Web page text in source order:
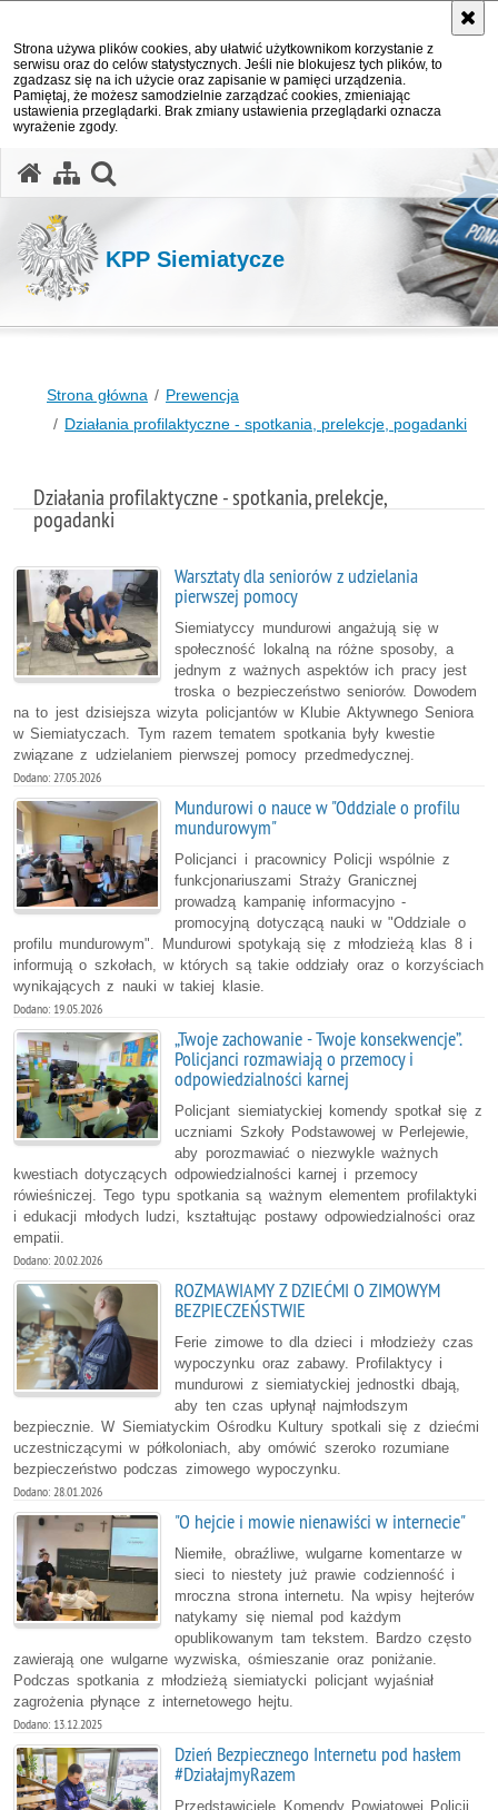
Strona używa plików cookies, aby ułatwić użytkownikom korzystanie z
serwisu oraz do celów statystycznych. Jeśli nie blokujesz tych plików, to
zgadzasz się na ich użycie oraz zapisanie w pamięci urządzenia.
Pamiętaj, że możesz samodzielnie zarządzać cookies, zmieniając
ustawienia przeglądarki. Brak zmiany ustawienia przeglądarki oznacza
wyrażenie zgody.
KPP Siemiatycze
Strona główna
Prewencja
Działania profilaktyczne - spotkania, prelekcje, pogadanki
Działania profilaktyczne - spotkania, prelekcje,
pogadanki
Warsztaty dla seniorów z udzielania
pierwszej pomocy
Siemiatyccy mundurowi angażują się w
społeczność lokalną na różne sposoby, a
jednym z ważnych aspektów ich pracy jest
troska o bezpieczeństwo seniorów. Dowodem
na to jest dzisiejsza wizyta policjantów w Klubie Aktywnego Seniora
w Siemiatyczach. Tym razem tematem spotkania były kwestie
związane z udzielaniem pierwszej pomocy przedmedycznej.
Dodano: 27.05.2026
Mundurowi o nauce w "Oddziale o profilu
mundurowym"
Policjanci i pracownicy Policji wspólnie z
funkcjonariuszami Straży Granicznej
prowadzą kampanię informacyjno -
promocyjną dotyczącą nauki w "Oddziale o
profilu mundurowym". Mundurowi spotykają się z młodzieżą klas 8 i
informują o szkołach, w których są takie oddziały oraz o korzyściach
wynikających z nauki w takiej klasie.
Dodano: 19.05.2026
„Twoje zachowanie - Twoje konsekwencje”.
Policjanci rozmawiają o przemocy i
odpowiedzialności karnej
Policjant siemiatyckiej komendy spotkał się z
uczniami Szkoły Podstawowej w Perlejewie,
aby porozmawiać o niezwykle ważnych
kwestiach dotyczących odpowiedzialności karnej i przemocy
rówieśniczej. Tego typu spotkania są ważnym elementem profilaktyki
i edukacji młodych ludzi, kształtując postawy odpowiedzialności oraz
empatii.
Dodano: 20.02.2026
ROZMAWIAMY Z DZIEĆMI O ZIMOWYM
BEZPIECZEŃSTWIE
Ferie zimowe to dla dzieci i młodzieży czas
wypoczynku oraz zabawy. Profilaktycy i
mundurowi z siemiatyckiej jednostki dbają,
aby ten czas upłynął najmłodszym
bezpiecznie. W Siemiatyckim Ośrodku Kultury spotkali się z dziećmi
uczestniczącymi w półkoloniach, aby omówić szeroko rozumiane
bezpieczeństwo podczas zimowego wypoczynku.
Dodano: 28.01.2026
"O hejcie i mowie nienawiści w internecie"
Niemiłe, obraźliwe, wulgarne komentarze w
sieci to niestety już prawie codzienność i
mroczna strona internetu. Na wpisy hejterów
natykamy się niemal pod każdym
opublikowanym tam tekstem. Bardzo często
zawierają one wulgarne wyzwiska, ośmieszanie oraz poniżanie.
Podczas spotkania z młodzieżą siemiatycki policjant wyjaśniał
zagrożenia płynące z internetowego hejtu.
Dodano: 13.12.2025
Dzień Bezpiecznego Internetu pod hasłem
#DziałajmyRazem
Przedstawiciele Komendy Powiatowej Policji